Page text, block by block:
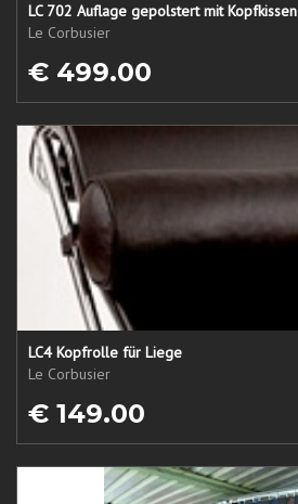
LC 702 Auflage gepolstert mit Kopfkissen
Le Corbusier
€ 499.00
LC4 Kopfrolle für Liege
Le Corbusier
€ 149.00